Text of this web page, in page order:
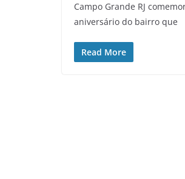
Campo Grande RJ
aniversário do bairro que
Read More